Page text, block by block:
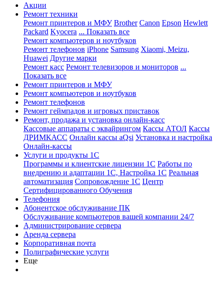
Акции
Ремонт техники
Ремонт принтеров и МФУ Brother Canon Epson Hewlett
Packard Kyocera ... Показать все
Ремонт компьютеров и ноутбуков
Ремонт телефонов iPhone Samsung Xiaomi, Meizu,
Huawei Другие марки
Ремонт касс Ремонт телевизоров и мониторов ...
Показать все
Ремонт принтеров и МФУ
Ремонт компьютеров и ноутбуков
Ремонт телефонов
Ремонт геймпадов и игровых приставок
Ремонт, продажа и установка онлайн-касс
Кассовые аппараты с эквайрингом Кассы АТОЛ Кассы
ДРИМКАСС Онлайн кассы aQsi Установка и настройка
Онлайн-кассы
Услуги и продукты 1С
Программы и клиентские лицензии 1С Работы по
внедрению и адаптации 1С, Настройка 1С Реальная
автоматизация Сопровождение 1С Центр
Сертифицированного Обучения
Телефония
Абонентское обслуживание ПК
Обслуживание компьютеров вашей компании 24/7
Администрирование сервера
Аренда сервера
Корпоративная почта
Полиграфические услуги
Еще